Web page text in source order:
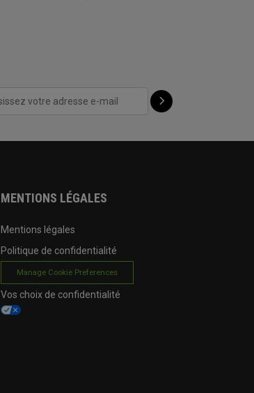
MENTIONS LÉGALES
Mentions légales
Politique de confidentialité
Manage Cookie Preferences
Vos choix de confidentialité